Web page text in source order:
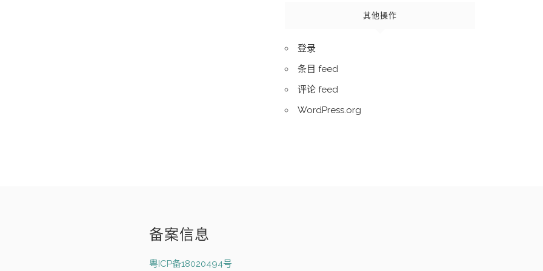
其他操作
登录
条目 feed
评论 feed
WordPress.org
备案信息
粤ICP备18020494号